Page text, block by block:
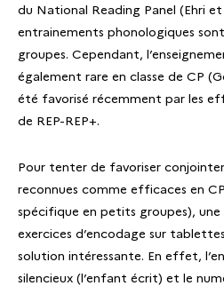
du National Reading Panel (Ehri
entrainements phonologiques
groupes. Cependant,
également rare en classe de CP
été favorisé récemment par les
de REP-REP+.
Pour tenter de favoriser
reconnues comme efficaces en
spécifique en petits groupes),
exercices d’encodage sur
solution intéressante. En effet,
silencieux (l’enfant écrit) et le